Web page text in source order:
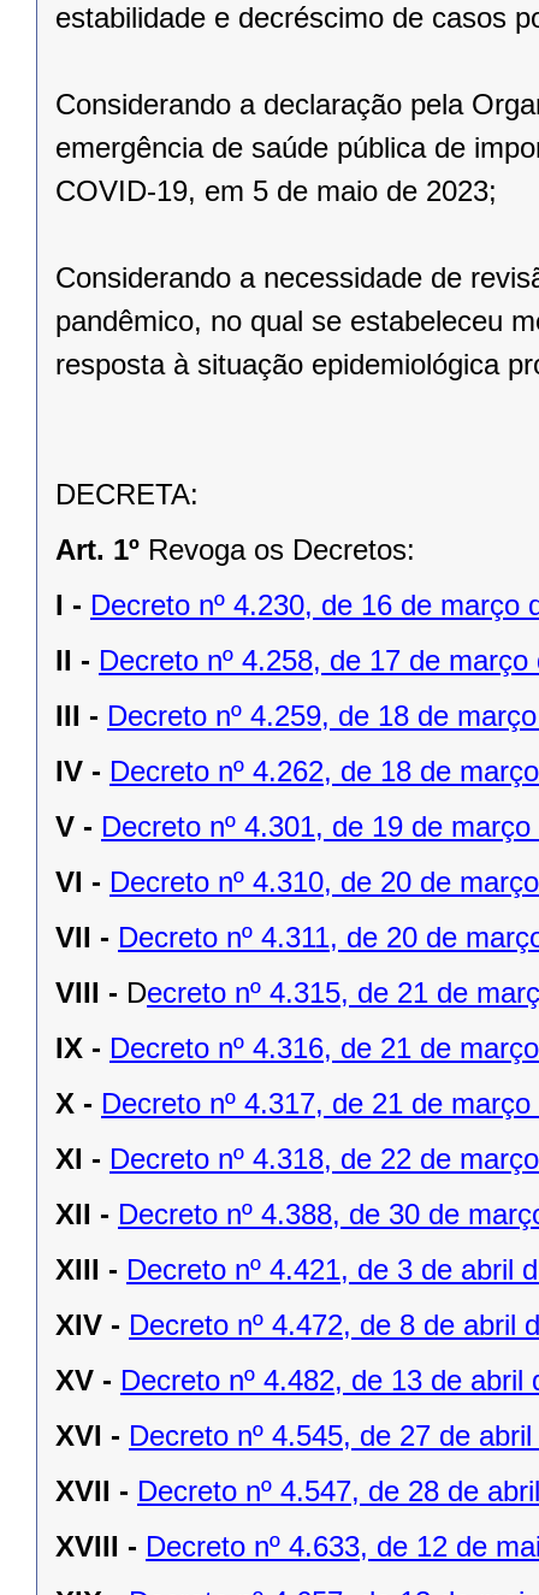
estabilidade e decréscimo de casos
Considerando a declaração pela
emergência de saúde pública de
COVID-19, em 5 de maio de 2023;
Considerando a necessidade de
pandêmico, no qual se estabeleceu
resposta à situação epidemiológica
DECRETA:
Art. 1º Revoga os Decretos:
I - Decreto nº 4.230, de 16 de março
II - Decreto nº 4.258, de 17 de março
III - Decreto nº 4.259, de 18 de
IV - Decreto nº 4.262, de 18 de
V - Decreto nº 4.301, de 19 de
VI - Decreto nº 4.310, de 20 de
VII - Decreto nº 4.311, de 20 de
VIII - Decreto nº 4.315, de 21 de
IX - Decreto nº 4.316, de 21 de
X - Decreto nº 4.317, de 21 de
XI - Decreto nº 4.318, de 22 de
XII - Decreto nº 4.388, de 30 de
XIII - Decreto nº 4.421, de 3 de abril
XIV - Decreto nº 4.472, de 8 de abril
XV - Decreto nº 4.482, de 13 de abril
XVI - Decreto nº 4.545, de 27 de
XVII - Decreto nº 4.547, de 28 de
XVIII - Decreto nº 4.633, de 12 de